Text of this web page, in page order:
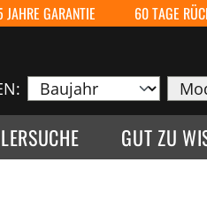
JAHRE GARANTIE 60 TAGE
GUT ZU